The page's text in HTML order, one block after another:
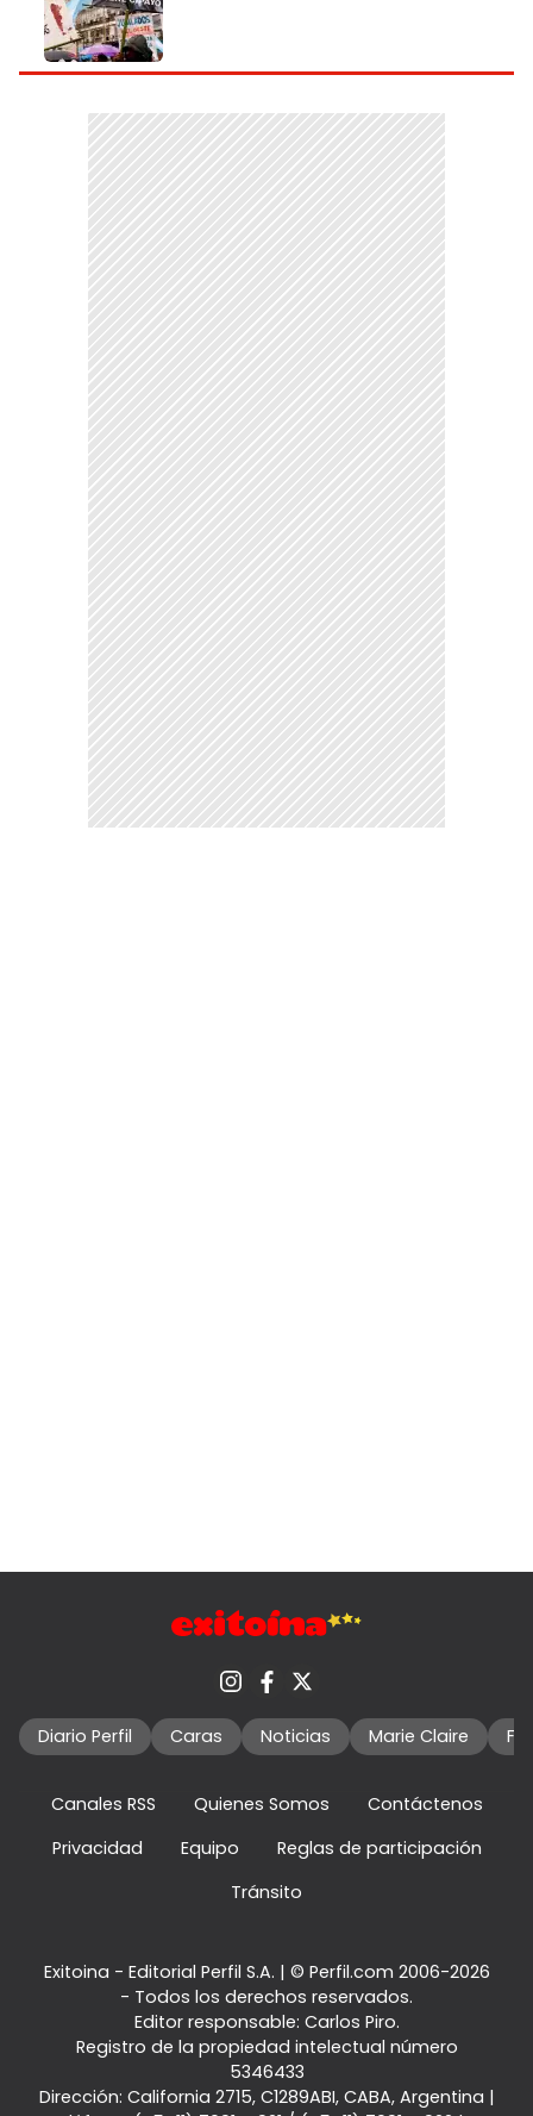
Diario Perfil Caras Noticias Marie Claire
Canales RSS Quienes Somos
Contáctenos
Privacidad
Equipo
Reglas de participación
Tránsito
Exitoina - Editorial Perfil S.A. | © Perfil.com 2006-2026
- Todos los derechos reservados.
Editor responsable: Carlos Piro.
Registro de la propiedad intelectual número
5346433
Dirección: California 2715, C1289ABI, CABA, Argentina |